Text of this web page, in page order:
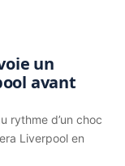
un
avant
rythme d’un choc
Liverpool en